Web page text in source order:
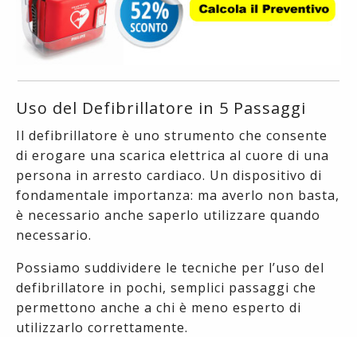
Uso del Defibrillatore in 5 Passaggi
Il defibrillatore è uno strumento che consente
di erogare una scarica elettrica al cuore di una
persona in arresto cardiaco. Un dispositivo di
fondamentale importanza: ma averlo non basta,
è necessario anche saperlo utilizzare quando
necessario.
Possiamo suddividere le tecniche per l’uso del
defibrillatore in pochi, semplici passaggi che
permettono anche a chi è meno esperto di
utilizzarlo correttamente.